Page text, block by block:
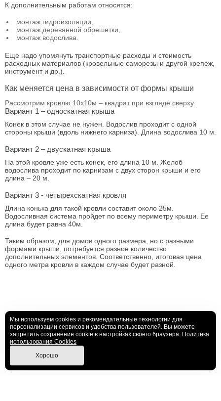
К дополнительным работам относятся:
монтаж гидроизоляции,
монтаж деревянной обрешетки,
монтаж водослива.
Еще надо упомянуть транспортные расходы и стоимость
расходных материалов (кровельные саморезы и другой крепеж,
инструмент и др.).
Как меняется цена в зависимости от формы крыши
Рассмотрим кровлю 10х10м – квадрат при взгляде сверху.
Вариант 1 – односкатная крыша
Конек в этом случае не нужен. Водослив проходит с одной
стороны крыши (вдоль нижнего карниза). Длина водослива 10 м.
Вариант 2 – двускатная крыша
На этой кровле уже есть конек, его длина 10 м. Желоб
водослива проходит по карнизам с двух сторон крыши и его
длина – 20 м.
Вариант 3 - четырехскатная кровля
Длина конька для такой кровли составит около 25м.
Водосливная система пройдет по всему периметру крыши. Ее
длина будет равна 40м.
Таким образом, для домов одного размера, но с разными
формами крыши, потребуется разное количество
дополнительных элементов. Соответственно, итоговая цена
одного метра кровли в каждом случае будет разной.
Мы используем cookies и рекомендательные технологии для
персонализации сервисов и удобства пользователей. Вы можете
запретить сохранение cookie в настройках своего браузера. Политика
использования Cookies
Хорошо